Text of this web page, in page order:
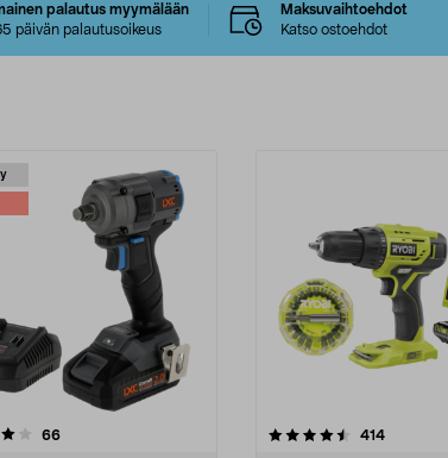
palautus myymälään
päivän palautusoikeus
Maksuvaihtoehdot
Katso ostoehdot
66arvostelut
4.5 viidestä
414arvostelut
4.5 viidestä